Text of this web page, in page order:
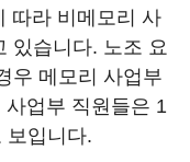
따라 비메모리 사
있습니다. 노조 요
우 메모리 사업부
사업부 직원들은 1
보입니다.